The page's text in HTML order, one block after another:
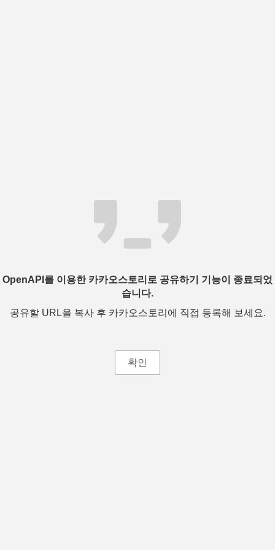
OpenAPI를 이용한 카카오스토리로 공유하기 기능이 종료되었
습니다.
공유할 URL을 복사 후 카카오스토리에 직접 등록해 보세요.
확인